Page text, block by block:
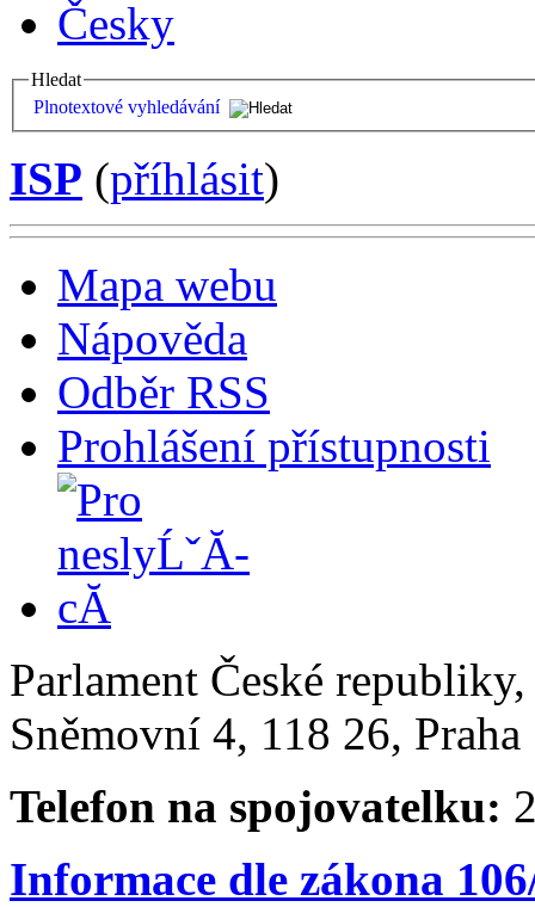
Česky
Hledat
Plnotextové vyhledávání
ISP (příhlásit)
Mapa webu
Nápověda
Odběr RSS
Prohlášení přístupnosti
Parlament České
Sněmovní 4, 118 26,
Telefon na spojovatelku:
Informace dle zákona